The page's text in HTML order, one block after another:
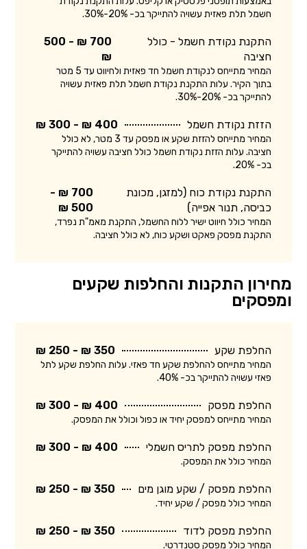
חשמל תלת פאזית עשויה להתייקר בכ- 20%-30%.
התקנת נקודת חשמל - כולל
חציבה
700 ₪ - 500
₪
המחיר מתייחס לנקודת חשמל חד פאזית ולחיווט עד 5 מטר
בתוך הקיר. עלות התקנת נקודת חשמל תלת פאזית עשויה
להתייקר בכ- 20%-30%.
הזזת נקודת חשמל 400 ₪ - 300 ₪
המחיר מתייחס להזזת שקע או מפסק עד 3 מטר, לא כולל
חציבה. עלות הזזת נקודת חשמל כולל חציבה עשויה להתייקר
בכ- 20%.
התקנת נקודת כוח (למזגן, מכונת
כביסה, תנור אפייה)
700 ₪ -
500 ₪
המחיר כולל חיווט ישיר ללוח החשמל, התקנת מאמ"ת נפרד,
התקנת מפסק פאקט ושקע כוח, לא כולל חציבה.
מחירון התקנות והחלפות שקעים
ומפסקים
החלפת שקע 350 ₪ - 250 ₪
המחיר מתייחס להחלפת שקע חד פאזי. עלות החלפת שקע לתל
פאזי עשויה להתייקר בכ- 40%.
החלפת מפסק 400 ₪ - 300 ₪
המחיר מתייחס למפסק יחיד או כפול וכולל את המפסק.
החלפת מפסק לתריס חשמלי 400 ₪ - 300 ₪
המחיר כולל את המפסק.
החלפת מפסק / שקע מוגן מים 350 ₪ - 250 ₪
המחיר כולל מפסק / שקע יחיד.
החלפת מפסק לדוד 350 ₪ - 250 ₪
המחיר כולל מפסק סטנדרטי.